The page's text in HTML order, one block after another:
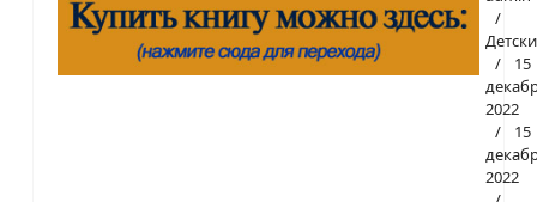
15
2022
15
2022